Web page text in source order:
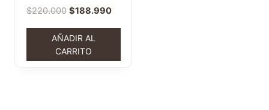
$220.000 $188.990
AÑADIR AL
CARRITO